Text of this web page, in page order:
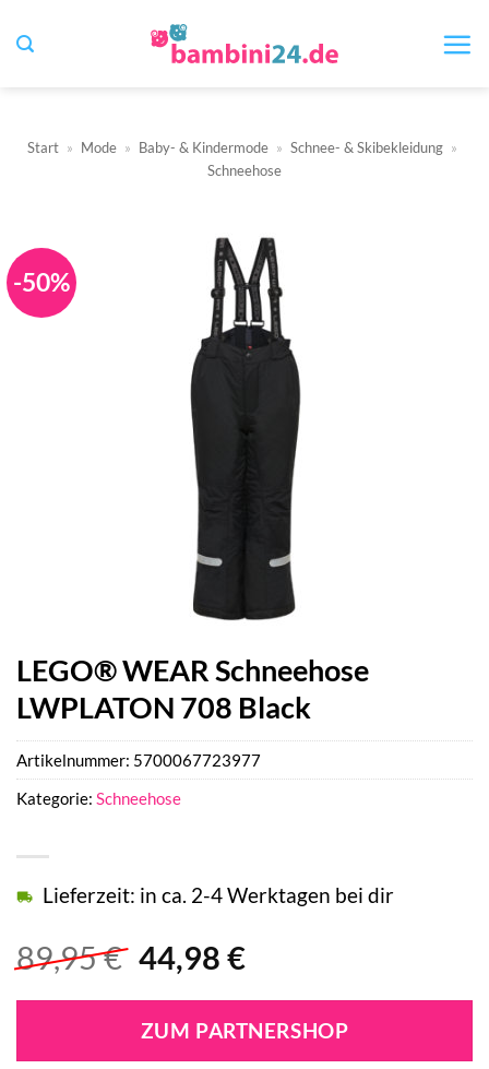
Inhalt
Start » Mode » Baby- & Kindermode » Schnee- & Skibekleidung »
Schneehose
-50%
LEGO® WEAR Schneehose
LWPLATON 708 Black
89,95€ Ursprünglicher
war:
89,95 €
44,98 €Aktueller
ist:
44,98 €.
Lieferzeit: in ca. 2-4 Werktagen bei dir
ZUM PARTNERSHOP
Artikelnummer: 5700067723977
Kategorie: Schneehose